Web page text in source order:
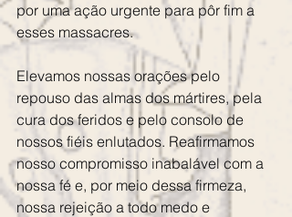
por uma ação urgente para pôr fim a
esses massacres.
Elevamos nossas orações pelo
repouso das almas dos mártires, pela
cura dos feridos e pelo consolo de
nossos fiéis enlutados. Reafirmamos
nosso compromisso inabalável com a
nossa fé e, por meio dessa firmeza,
nossa rejeição a todo medo e